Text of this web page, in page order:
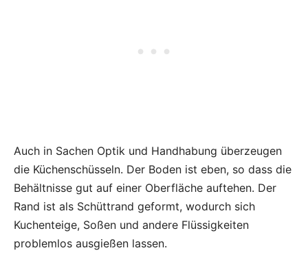
Auch in Sachen Optik und Handhabung überzeugen
die Küchenschüsseln. Der Boden ist eben, so dass die
Behältnisse gut auf einer Oberfläche auftehen. Der
Rand ist als Schüttrand geformt, wodurch sich
Kuchenteige, Soßen und andere Flüssigkeiten
problemlos ausgießen lassen.